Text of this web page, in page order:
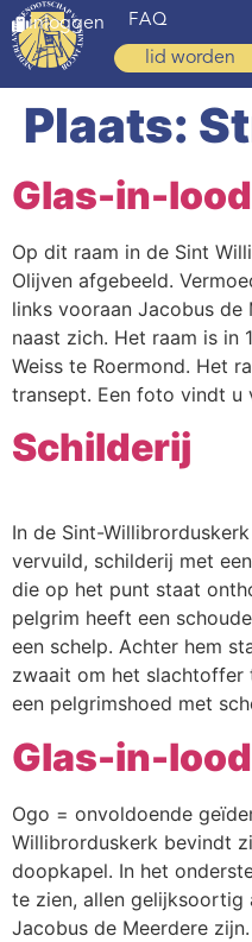
inloggen FAQ
lid worden
Home
Op weg
Spirituele reis
Ervaringen
Regio’s
Nieuws
Webshop
Contact
Plaats:
Glas-in-
Op dit raam in de Sint
Olijven afgebeeld.
links vooraan Jacobus de
naast zich. Het raam is in
Weiss te Roermond. Het
transept. Een foto vindt u
Schilderij
In de Sint-
vervuild, schilderij met
die op het punt staat
pelgrim heeft een
een schelp. Achter hem
zwaait om het slachtoffer
een pelgrimshoed met
Glas-in-
Ogo = onvoldoende
Willibrorduskerk bevindt
doopkapel. In het
te zien, allen gelijksoortig
Jacobus de Meerdere